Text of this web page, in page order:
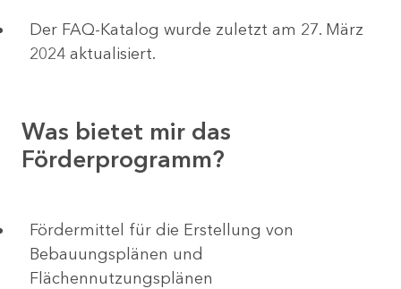
Der FAQ-Katalog wurde zuletzt am 27. März
2024 aktualisiert.
Was bietet mir das
Förderprogramm?
Fördermittel für die Erstellung von
Bebauungsplänen und
Flächennutzungsplänen